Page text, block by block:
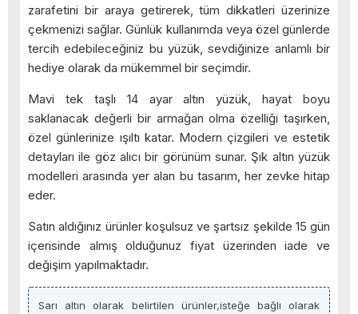
zarafetini bir araya getirerek, tüm dikkatleri üzerinize
çekmenizi sağlar. Günlük kullanımda veya özel günlerde
tercih edebileceğiniz bu yüzük, sevdiğinize anlamlı bir
hediye olarak da mükemmel bir seçimdir.
Mavi tek taşlı 14 ayar altın yüzük, hayat boyu
saklanacak değerli bir armağan olma özelliği taşırken,
özel günlerinize ışıltı katar. Modern çizgileri ve estetik
detayları ile göz alıcı bir görünüm sunar. Şık altın yüzük
modelleri arasında yer alan bu tasarım, her zevke hitap
eder.
Satın aldığınız ürünler koşulsuz ve şartsız şekilde 15 gün
içerisinde almış olduğunuz fiyat üzerinden iade ve
değişim yapılmaktadır.
Sarı altın olarak belirtilen ürünler,isteğe bağlı olarak